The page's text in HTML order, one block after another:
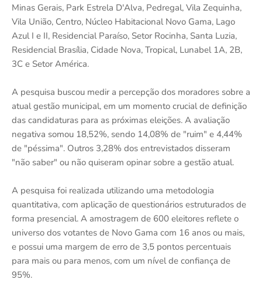
Minas Gerais, Park Estrela D'Alva, Pedregal, Vila Zequinha,
Vila União, Centro, Núcleo Habitacional Novo Gama, Lago
Azul I e II, Residencial Paraíso, Setor Rocinha, Santa Luzia,
Residencial Brasília, Cidade Nova, Tropical, Lunabel 1A, 2B,
3C e Setor América.
A pesquisa buscou medir a percepção dos moradores sobre a
atual gestão municipal, em um momento crucial de definição
das candidaturas para as próximas eleições. A avaliação
negativa somou 18,52%, sendo 14,08% de "ruim" e 4,44%
de "péssima". Outros 3,28% dos entrevistados disseram
"não saber" ou não quiseram opinar sobre a gestão atual.
A pesquisa foi realizada utilizando uma metodologia
quantitativa, com aplicação de questionários estruturados de
forma presencial. A amostragem de 600 eleitores reflete o
universo dos votantes de Novo Gama com 16 anos ou mais,
e possui uma margem de erro de 3,5 pontos percentuais
para mais ou para menos, com um nível de confiança de
95%.